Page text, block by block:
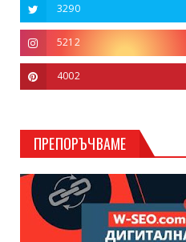
3290
5212
4002
ПРЕПОРЪЧВАМЕ